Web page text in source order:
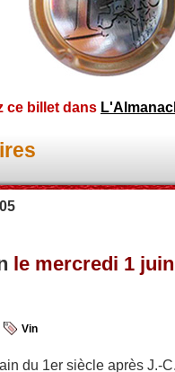
ce billet dans
le mercredi 1
Vin
du 1er siècle après J.-